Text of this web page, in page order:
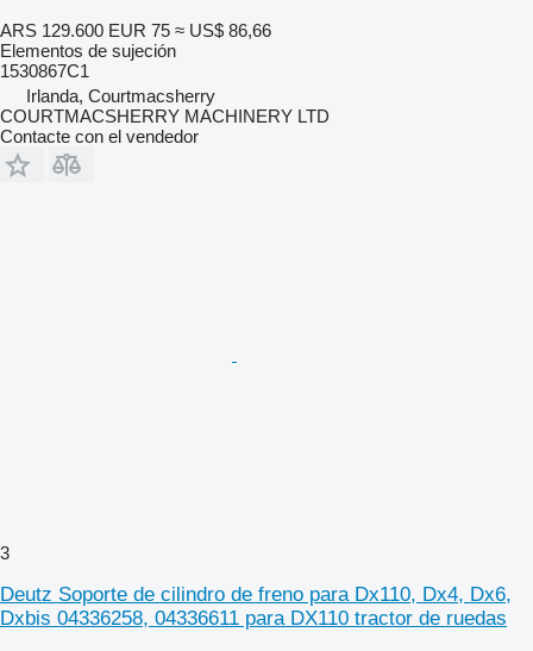
ARS 129.600 EUR 75 ≈ US$ 86,66
Elementos de sujeción
1530867C1
Irlanda, Courtmacsherry
COURTMACSHERRY MACHINERY LTD
Contacte con el vendedor
3
Deutz Soporte de cilindro de freno para Dx110, Dx4, Dx6,
Dxbis 04336258, 04336611 para DX110 tractor de ruedas